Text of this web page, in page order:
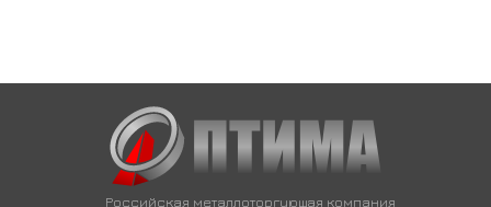
Российская металлоторгующая компания